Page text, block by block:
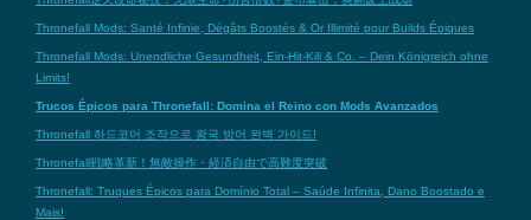
Thronefall Mods: Santé Infinie, Dégâts Boostés & Or Illimité pour Builds Épiques
Thronefall Mods: Unendliche Gesundheit, Ein-Hit-Kill & Co. – Dein Königreich ohne
Limits!
Trucos Épicos para Thronefall: Domina el Reino con Mods Avanzados
Thronefall 하드코어 조작으로 왕국 방어 완벽 가이드!
Thronefall戦略革新！無敵操作・経済自由で高難度突破
Thronefall: Truques Épicos para Domínio Total – Saúde Infinita, Dano Boostado e
Mais!